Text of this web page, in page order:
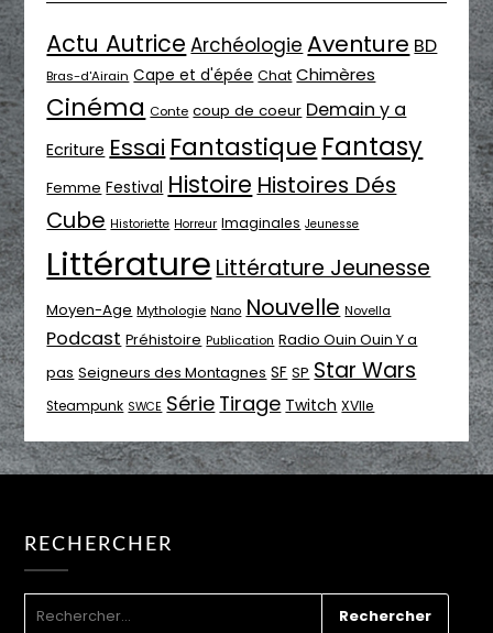
Actu Autrice Archéologie Aventure BD
Bras-d'Airain Cape et d'épée Chat Chimères
Cinéma Conte coup de coeur Demain y a
Ecriture Essai Fantastique Fantasy
Femme Festival Histoire Histoires Dés
Cube Historiette Horreur Imaginales Jeunesse
Littérature Littérature Jeunesse
Moyen-Age Mythologie Nano Nouvelle Novella
Podcast Préhistoire Publication Radio Ouin Ouin Y a
pas Seigneurs des Montagnes SF SP Star Wars
Steampunk SWCE Série Tirage Twitch XVIIe
RECHERCHER